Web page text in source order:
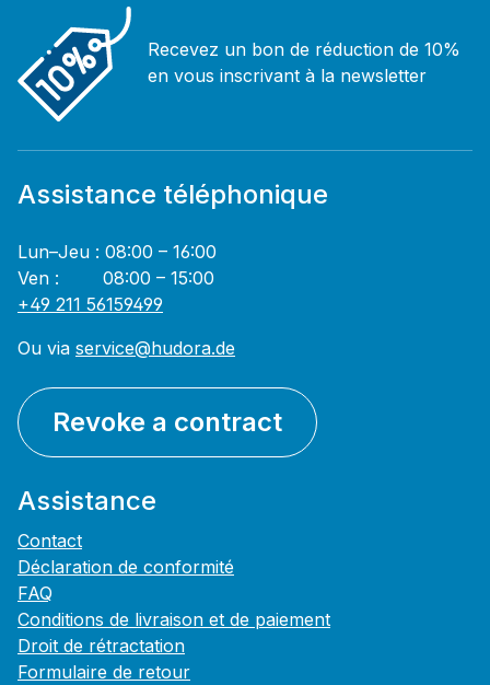
Recevez un bon de réduction de 10%
en vous inscrivant à la newsletter
Assistance téléphonique
Lun–Jeu : 08:00 – 16:00
Ven : 08:00 – 15:00
+49 211 56159499
Ou via service@hudora.de
Revoke a contract
Assistance
Contact
Déclaration de conformité
FAQ
Conditions de livraison et de paiement
Droit de rétractation
Formulaire de retour